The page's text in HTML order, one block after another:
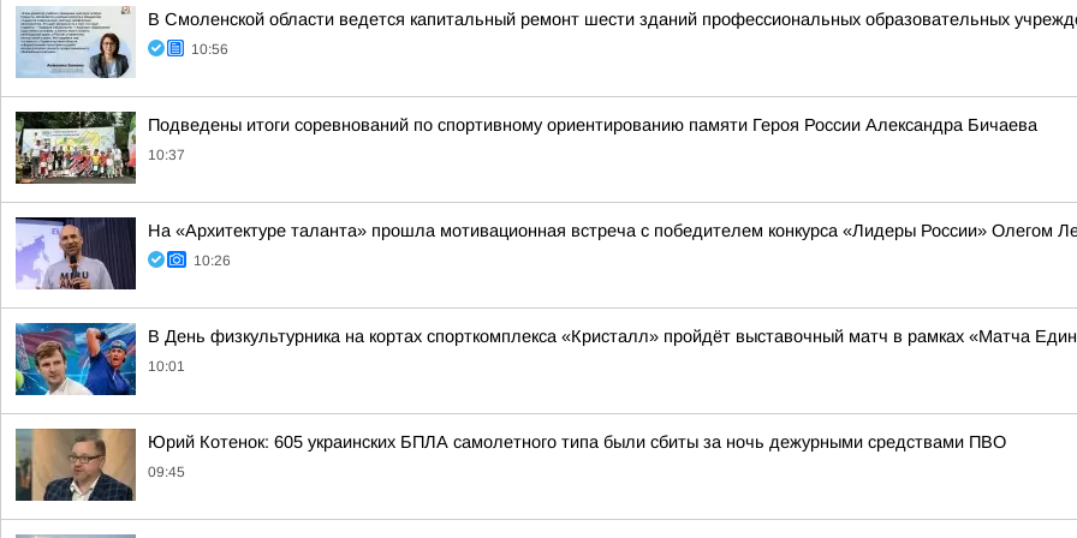
В Смоленской области ведется капитальный ремонт шести зданий профессиональных образовательных
10:56
Подведены итоги соревнований по спортивному ориентированию памяти Героя России Александра Бичаева
10:37
На «Архитектуре таланта» прошла мотивационная встреча с победителем конкурса «Лидеры России» Олегом
10:26
В День физкультурника на кортах спорткомплекса «Кристалл» пройдёт выставочный матч в рамках «Матча
10:01
Юрий Котенок: 605 украинских БПЛА самолетного типа были сбиты за ночь дежурными средствами ПВО
09:45